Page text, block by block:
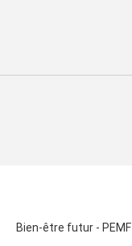
Bien-être futur - PEMF